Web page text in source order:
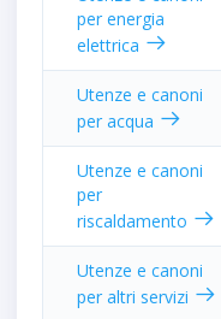
per energia
elettrica
Utenze e canoni
per acqua
Utenze e canoni
per
riscaldamento
Utenze e canoni
per altri servizi